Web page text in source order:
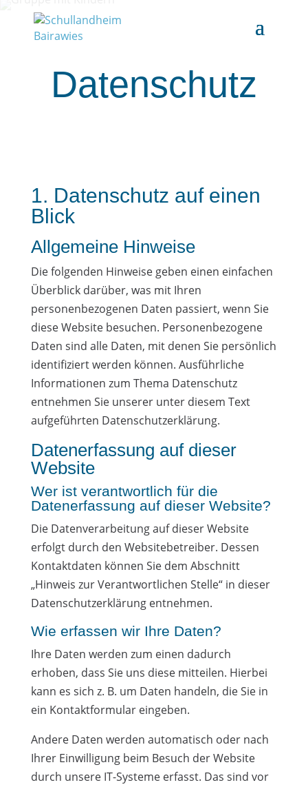
Datenschutz
1. Datenschutz auf einen
Blick
Allgemeine Hinweise
Die folgenden Hinweise geben einen einfachen
Überblick darüber, was mit Ihren
personenbezogenen Daten passiert, wenn Sie
diese Website besuchen. Personenbezogene
Daten sind alle Daten, mit denen Sie persönlich
identifiziert werden können. Ausführliche
Informationen zum Thema Datenschutz
entnehmen Sie unserer unter diesem Text
aufgeführten Datenschutzerklärung.
Datenerfassung auf dieser
Website
Wer ist verantwortlich für die
Datenerfassung auf dieser Website?
Die Datenverarbeitung auf dieser Website
erfolgt durch den Websitebetreiber. Dessen
Kontaktdaten können Sie dem Abschnitt
„Hinweis zur Verantwortlichen Stelle“ in dieser
Datenschutzerklärung entnehmen.
Wie erfassen wir Ihre Daten?
Ihre Daten werden zum einen dadurch
erhoben, dass Sie uns diese mitteilen. Hierbei
kann es sich z. B. um Daten handeln, die Sie in
ein Kontaktformular eingeben.
Andere Daten werden automatisch oder nach
Ihrer Einwilligung beim Besuch der Website
durch unsere IT-Systeme erfasst. Das sind vor